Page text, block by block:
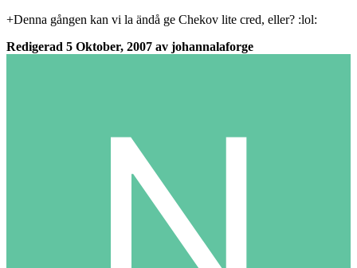
+Denna gången kan vi la ändå ge Chekov lite cred, eller? :lol:
Redigerad 5 Oktober, 2007 av johannalaforge